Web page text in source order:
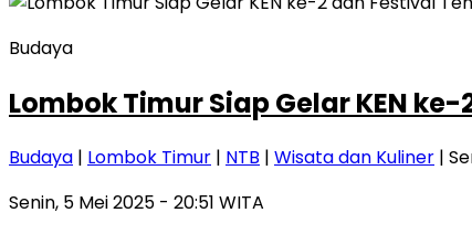
Budaya
Lombok Timur Siap Gelar KEN
Budaya | Lombok Timur | NTB | Wisata dan Kuliner |
Senin, 5 Mei 2025 - 20:51 WITA